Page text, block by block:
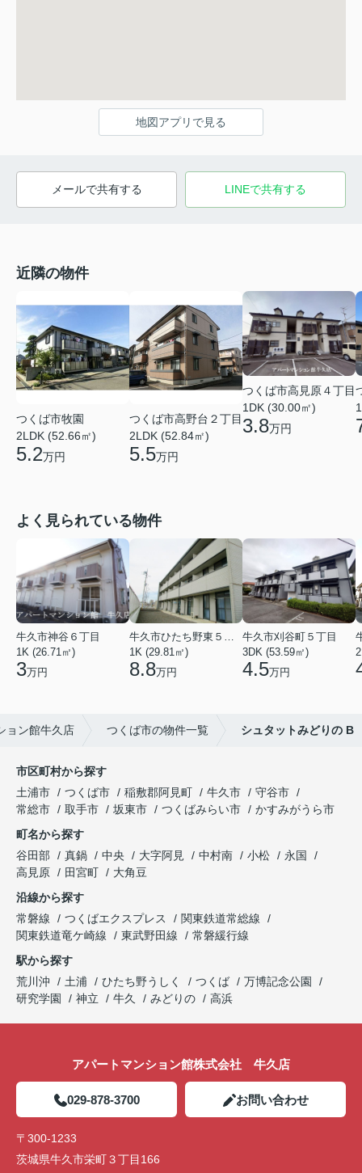
地図アプリで見る
メールで共有する LINEで共有する
近隣の物件
つくば市牧園
2LDK (52.66㎡)
5.2万円
つくば市高野台２丁目
2LDK (52.84㎡)
5.5万円
つくば市高見原４丁目
1DK (30.00㎡)
3.8万円
よく見られている物件
牛久市神谷６丁目
1K (26.71㎡)
3万円
牛久市ひたち野東５丁目
1K (29.81㎡)
8.8万円
牛久市刈谷町５丁目
3DK (53.59㎡)
4.5万円
ョン館牛久店 つくば市の物件一覧 シュタットみどりの B
市区町村から探す
土浦市
つくば市 稲敷郡阿見町 牛久市
守谷市
常総市
取手市 坂東市 つくばみらい市
かすみがうら市
町名から探す
谷田部
真鍋 中央 大字阿見 中村南 小松
永国
高見原
田宮町
大角豆
沿線から探す
常磐線
つくばエクスプレス
関東鉄道常総線
関東鉄道竜ケ崎線
東武野田線
常磐緩行線
駅から探す
荒川沖
土浦 ひたち野うしく つくば
万博記念公園
研究学園
神立 牛久 みどりの 高浜
アパートマンション館株式会社 牛久店
029-878-3700 お問い合わせ
〒300-1233
茨城県牛久市栄町３丁目166